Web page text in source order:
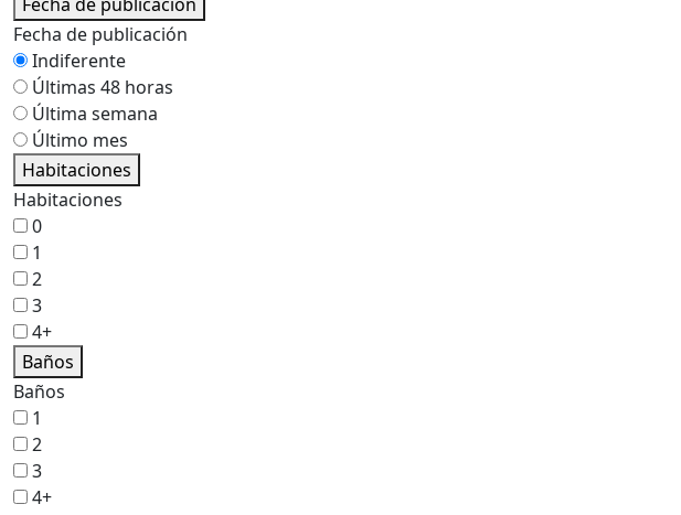
Fecha de publicación
Indiferente
Últimas 48 horas
Última semana
Último mes
Habitaciones
Habitaciones
0
1
2
3
4+
Baños
Baños
1
2
3
4+